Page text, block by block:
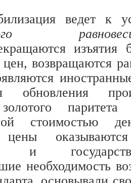
ведет к
изъятия
возвращаются
обновления
стоимостью
цены
и
необходимость